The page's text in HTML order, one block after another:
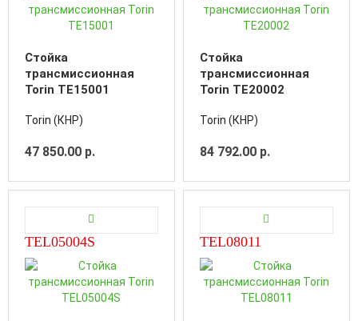
Стойка
трансмиссионная
Torin TE15001
Torin (КНР)
47 850.00 р.
Стойка
трансмиссионная
Torin TE20002
Torin (КНР)
84 792.00 р.
TEL05004S TEL08011